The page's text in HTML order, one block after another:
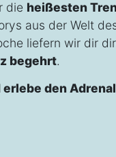
die heißesten
aus der Welt
liefern wir dir
begehrt.
erlebe den